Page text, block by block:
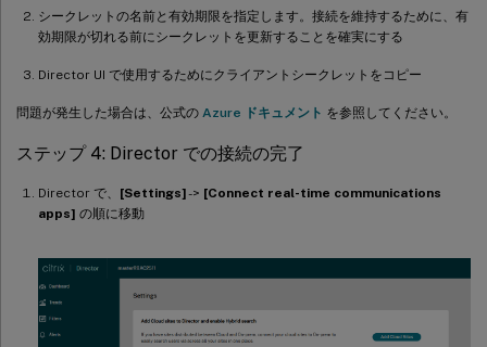
シークレットの名前と有効期限を指定します。接続を維持するために、有
効期限が切れる前にシークレットを更新することを確実にする
Director UI で使用するためにクライアントシークレットをコピー
問題が発生した場合は、公式の Azure ドキュメント を参照してください。
ステップ 4: Director での接続の完了
Director で、 [Settings]-> [Connect real-time communications
apps] の順に移動